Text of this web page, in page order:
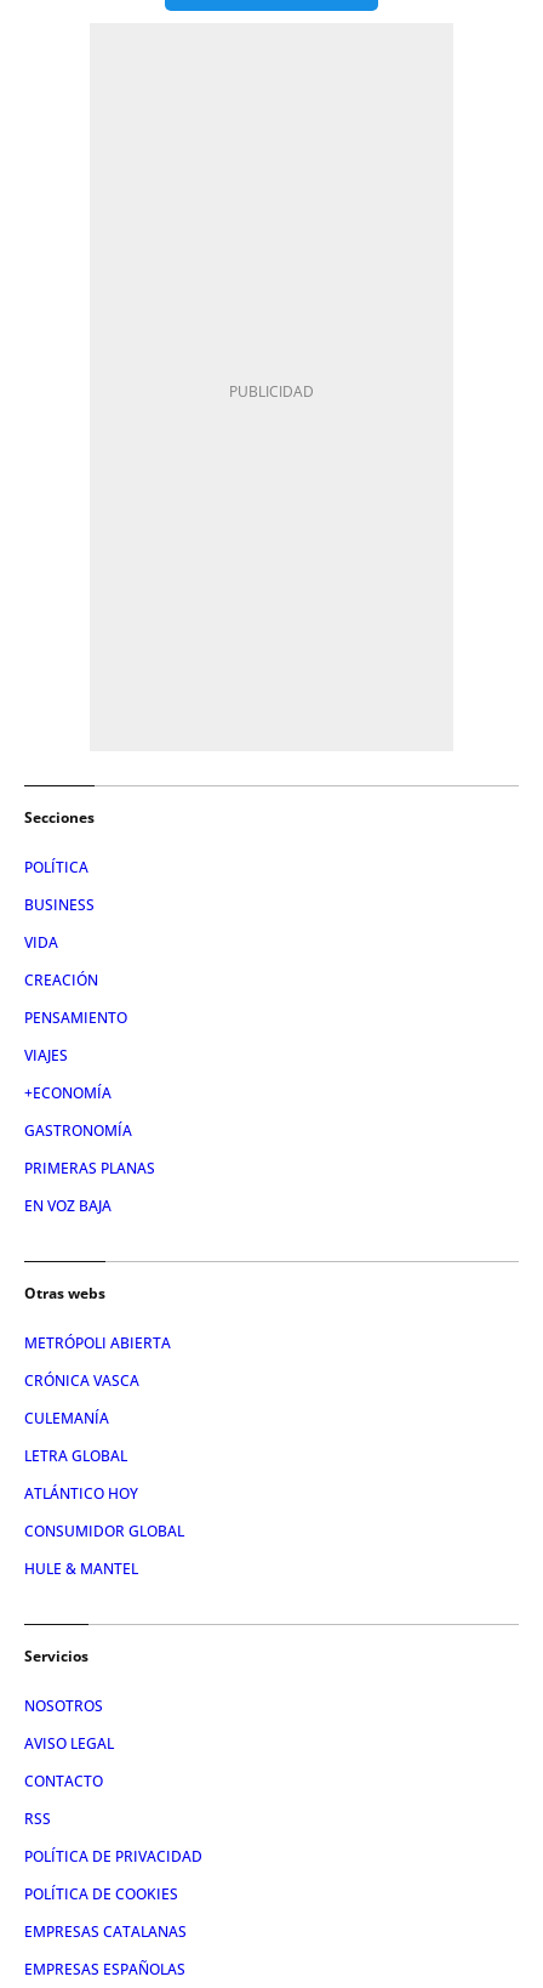
Secciones
POLÍTICA
BUSINESS
VIDA
CREACIÓN
PENSAMIENTO
VIAJES
+ECONOMÍA
GASTRONOMÍA
PRIMERAS PLANAS
EN VOZ BAJA
Otras webs
METRÓPOLI ABIERTA
CRÓNICA VASCA
CULEMANÍA
LETRA GLOBAL
ATLÁNTICO HOY
CONSUMIDOR GLOBAL
HULE & MANTEL
Servicios
NOSOTROS
AVISO LEGAL
CONTACTO
RSS
POLÍTICA DE PRIVACIDAD
POLÍTICA DE COOKIES
EMPRESAS CATALANAS
EMPRESAS ESPAÑOLAS